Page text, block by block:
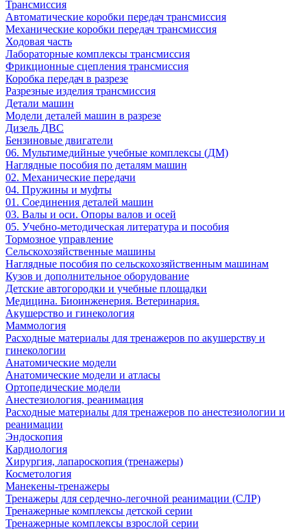
Трансмиссия
Автоматические коробки передач трансмиссия
Механические коробки передач трансмиссия
Ходовая часть
Лабораторные комплексы трансмиссия
Фрикционные сцепления трансмиссия
Коробка передач в разрезе
Разрезные изделия трансмиссия
Детали машин
Модели деталей машин в разрезе
Дизель ДВС
Бензиновые двигатели
06. Мультимедийные учебные комплексы (ДМ)
Наглядные пособия по деталям машин
02. Механические передачи
04. Пружины и муфты
01. Соединения деталей машин
03. Валы и оси. Опоры валов и осей
05. Учебно-методическая литература и пособия
Тормозное управление
Сельскохозяйственные машины
Наглядные пособия по сельскохозяйственным машинам
Кузов и дополнительное оборудование
Детские автогородки и учебные площадки
Медицина. Биоинженерия. Ветеринария.
Акушерство и гинекология
Маммология
Расходные материалы для тренажеров по акушерству и
гинекологии
Анатомические модели
Анатомические модели и атласы
Ортопедические модели
Анестезиология, реанимация
Расходные материалы для тренажеров по анестезиологии и
реанимации
Эндоскопия
Кардиология
Хирургия, лапароскопия (тренажеры)
Косметология
Манекены-тренажеры
Тренажеры для сердечно-легочной реанимации (СЛР)
Тренажерные комплексы детской серии
Тренажерные комплексы взрослой серии